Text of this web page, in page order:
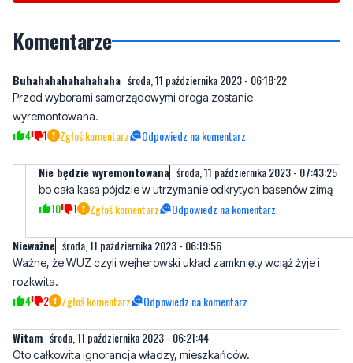
Przed wyborami samorządowymi droga zostanie
4 1 Zgłoś komentarz Odpowiedz na komentarz
Nie będzie wyremontowana
bo cała kasa pójdzie w utrzymanie odkrytych basenów zimą
Nieważne środa, 11 października 2023 - 06:19:56
Ważne, że WUZ czyli wejherowski układ zamknięty wciąż żyje i
4 2 Zgłoś komentarz Odpowiedz na komentarz
Witam środa, 11 października 2023 - 06:21:44
Oto całkowita ignorancja władzy, mieszkańców.
środa, 11 października 2023 - 06:24:00